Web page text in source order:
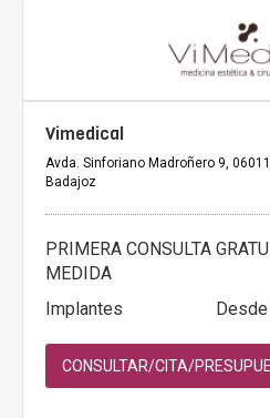
Vimedical
Avda. Sinforiano Madroñero 9,
Badajoz
PRIMERA CONSULTA
MEDIDA
Implantes
CONSULTAR/CITA/